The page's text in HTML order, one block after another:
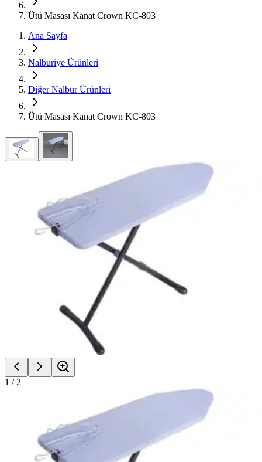
Ütü Masası Kanat Crown KC-803
Ana Sayfa
Nalburiye Ürünleri
Diğer Nalbur Ürünleri
Ütü Masası Kanat Crown KC-803
1 / 2